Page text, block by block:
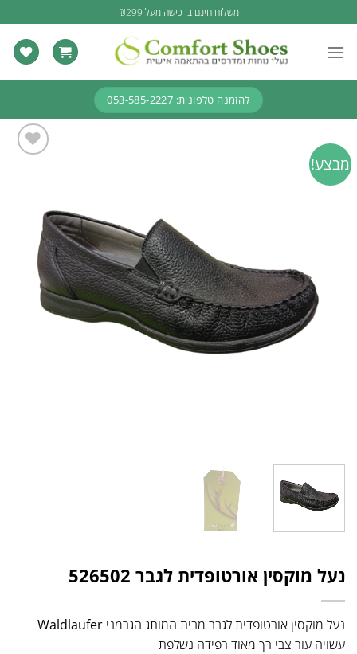
to
content
משלוח חינם ברכישה מעל ₪299
להזמנה טלפונית: 053-585-2227
מבצע!
נעל מוקסין אורטופדית לגבר 526502
נעל מוקסין אורטופדית לגבר מבית המותג הגרמני
עשויה עור צבי רך מאוד רפידה נשלפת